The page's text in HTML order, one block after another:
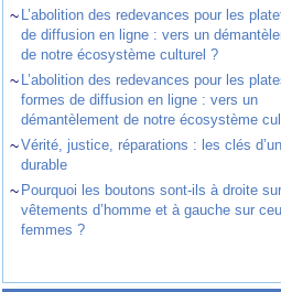
~ L’abolition des redevances pour les
de diffusion en ligne : vers un
de notre écosystème culturel ?
~ L’abolition des redevances pour les
formes de diffusion en ligne : vers un
démantèlement de notre écosystème
~Vérité, justice, réparations : les clés
durable
~ Pourquoi les boutons sont-ils à droite
vêtements d’homme et à gauche sur
femmes ?